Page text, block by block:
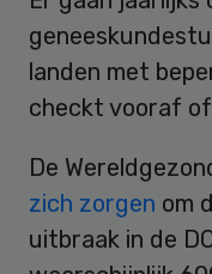
landen met
checkt vooraf of
De
zich zorgen om
uitbraak in de